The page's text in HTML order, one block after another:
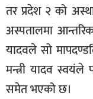
भिडियो
अन्य
समाज
शिक्षा
तर प्रदेश २ को
अस्पतालमा आन्तरिक
यादवले सो
मन्त्री यादव
समेत भएको छ।